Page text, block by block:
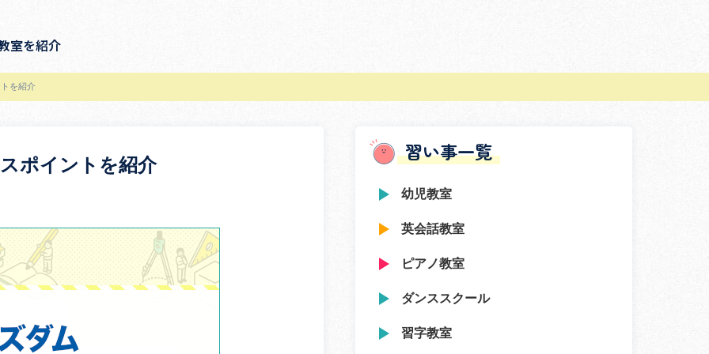
室を紹介
を紹介
ポイントを紹介
習い事一覧
幼児教室
英会話教室
ピアノ教室
ダンススクール
習字教室